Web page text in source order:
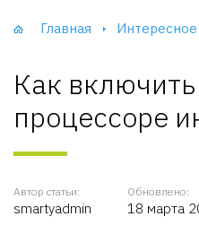
Главная Интересное
Как включить
процессоре
Автор статьи:
smartyadmin
Обновлено:
18 марта